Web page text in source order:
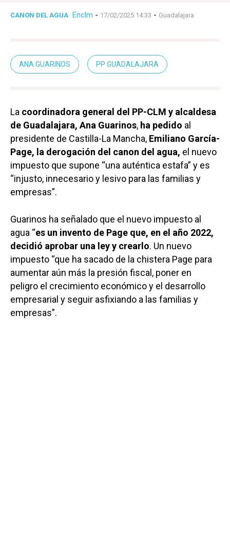
CANON DEL AGUA Enclm - 17/02/2025 14:33 - Guadalajara
ANA GUARINOS PP GUADALAJARA
La coordinadora general del PP-CLM y alcaldesa
de Guadalajara, Ana Guarinos, ha pedido al
presidente de Castilla-La Mancha, Emiliano García-
Page, la derogación del canon del agua, el nuevo
impuesto que supone “una auténtica estafa” y es
“injusto, innecesario y lesivo para las familias y
empresas”.
Guarinos ha señalado que el nuevo impuesto al
agua “es un invento de Page que, en el año 2022,
decidió aprobar una ley y crearlo. Un nuevo
impuesto “que ha sacado de la chistera Page para
aumentar aún más la presión fiscal, poner en
peligro el crecimiento económico y el desarrollo
empresarial y seguir asfixiando a las familias y
empresas”.